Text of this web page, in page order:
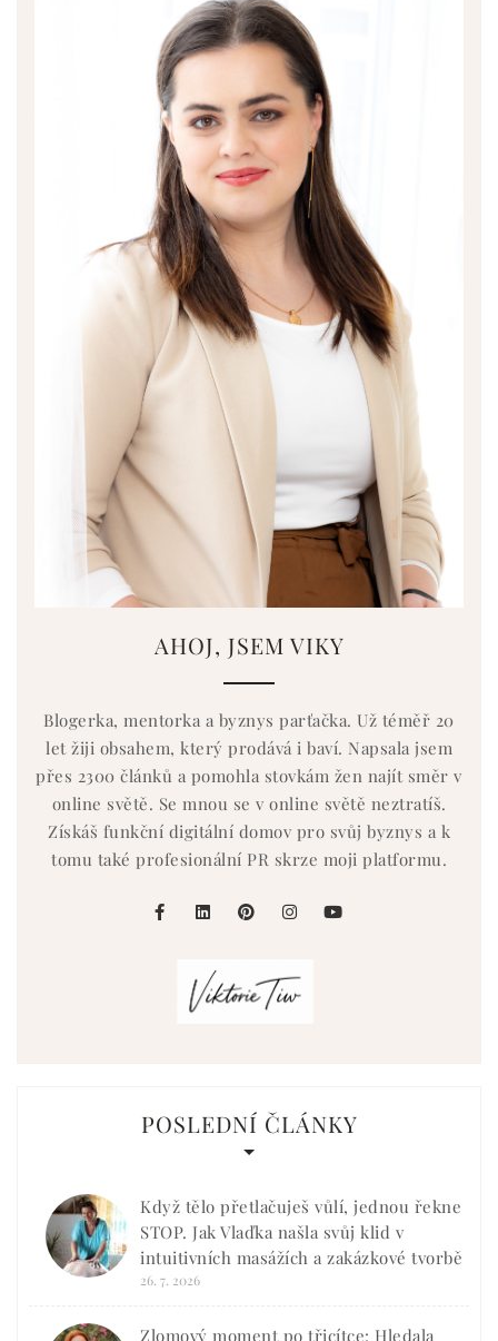
AHOJ, JSEM VIKY
Blogerka, mentorka a byznys parťačka. Už téměř 20
let žiji obsahem, který prodává i baví. Napsala jsem
přes 2300 článků a pomohla stovkám žen najít směr v
online světě. Se mnou se v online světě neztratíš.
Získáš funkční digitální domov pro svůj byznys a k
tomu také profesionální PR skrze moji platformu.
POSLEDNÍ ČLÁNKY
Když tělo přetlačuješ vůlí, jednou řekne
STOP. Jak Vlaďka našla svůj klid v
intuitivních masážích a zakázkové tvorbě
26. 7. 2026
Zlomový moment po třicítce: Hledala